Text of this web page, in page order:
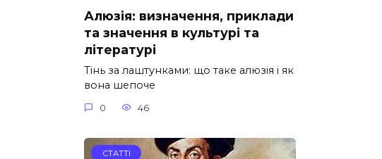
Алюзія: визначення, приклади
та значення в культурі та
літературі
Тінь за лаштунками: що таке алюзія і як
вона шепоче
0 46
СТАТТІ